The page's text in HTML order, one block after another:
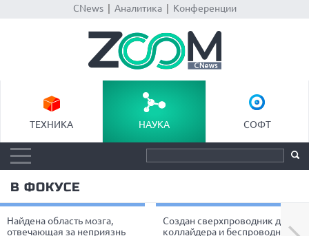
CNews| Аналитика| Конференции
ТЕХНИКА НАУКА СОФТ
В ФОКУСЕ
Найдена область мозга,
отвечающая за неприязнь
Создан сверхпроводник для
коллайдера и беспроводной
Next